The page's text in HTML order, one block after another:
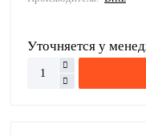
Уточняется у